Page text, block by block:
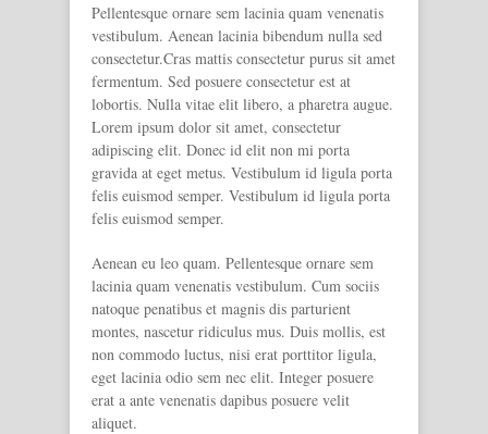
Pellentesque ornare sem lacinia quam venenatis
vestibulum. Aenean lacinia bibendum nulla sed
consectetur.Cras mattis consectetur purus sit amet
fermentum. Sed posuere consectetur est at
lobortis. Nulla vitae elit libero, a pharetra augue.
Lorem ipsum dolor sit amet, consectetur
adipiscing elit. Donec id elit non mi porta
gravida at eget metus. Vestibulum id ligula porta
felis euismod semper. Vestibulum id ligula porta
felis euismod semper.
Aenean eu leo quam. Pellentesque ornare sem
lacinia quam venenatis vestibulum. Cum sociis
natoque penatibus et magnis dis parturient
montes, nascetur ridiculus mus. Duis mollis, est
non commodo luctus, nisi erat porttitor ligula,
eget lacinia odio sem nec elit. Integer posuere
erat a ante venenatis dapibus posuere velit
aliquet.